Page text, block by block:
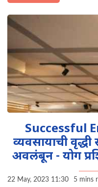
Successful
व्यवसायाची
अवलंबून - योग
22 May, 2023 11:30 5 mins